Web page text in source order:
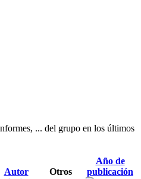
... del grupo en los últimos
Autor
Otros
Año de
publicación